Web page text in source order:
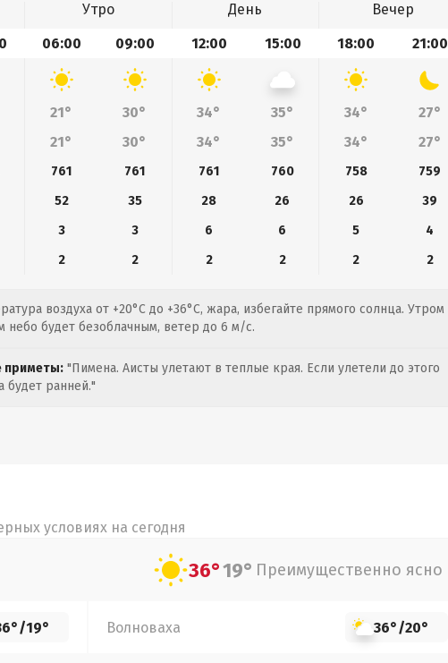
Утро День
Вечер
06:00 09:00 12:00 15:00 18:00 21:00
21° 30° 34° 35° 34°
27°
21° 30° 34° 35° 34° 27°
761 761 761 760 758
759
52 35 28 26 26
39
3 3 6 6 5
4
2 2 2 2 2 2
воздуха от +20°C до +36°C, жара, избегайте прямого солнца. Утром
небо будет безоблачным, ветер до 6 м/с.
приметы: "Пимена. Аисты улетают в теплые края. Если улетели до этого
будет ранней."
условиях на сегодня
36°19° Преимущественно ясно
/19° Волноваха 36°/20°